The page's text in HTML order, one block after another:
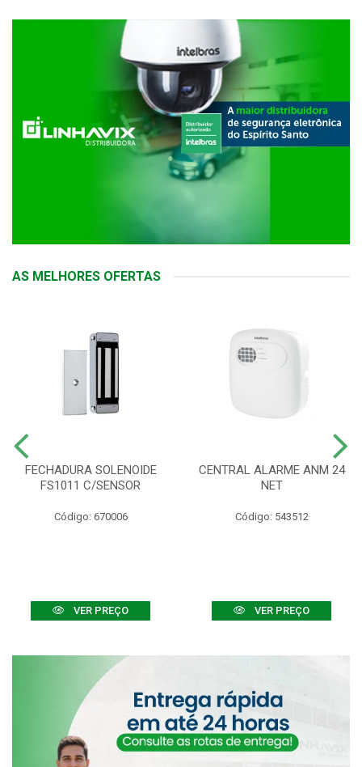
AS MELHORES OFERTAS
FECHADURA SOLENOIDE
FS1011 C/SENSOR
Código: 670006
VER PREÇO
CENTRAL ALARME ANM 24
NET
Código: 543512
VER PREÇO